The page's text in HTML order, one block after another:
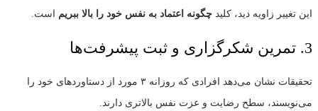
این تغییر زاویه دید، کلید چگونه اعتماد به نفس خود را بالا ببریم است.
3. تمرین شکرگزاری و ثبت پیشرفت‌ها
تحقیقات نشان می‌دهد افرادی که روزانه ۳ مورد از دستاوردهای خود را
می‌نویسند، سطح رضایت و عزت نفس بالاتری دارند.